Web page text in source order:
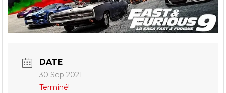
DATE
30 Sep 2021
Terminé!